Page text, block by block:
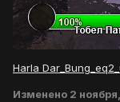
Harla
Изменено 2